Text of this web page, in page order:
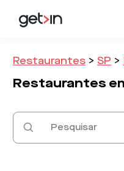
Restaurantes > SP >
Restaurantes